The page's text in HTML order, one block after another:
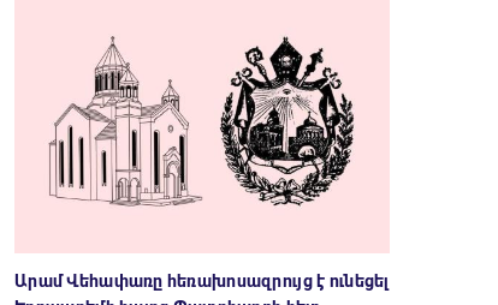
Արամ Վեհափառը հեռախոսազրույց է ունեցել